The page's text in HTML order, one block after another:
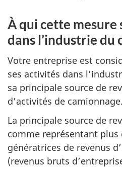
À qui cette mesure
dans l’industrie du
Votre entreprise est
ses activités dans
sa principale source de
d’activités de camionnage.
La principale source de
comme représentant plus
génératrices de revenus
(revenus bruts